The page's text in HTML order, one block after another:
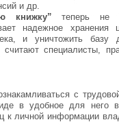
и др.
книжку” теперь не
надежное
и уничтожить
специалисты,
с
в удобное для него
к личной информации